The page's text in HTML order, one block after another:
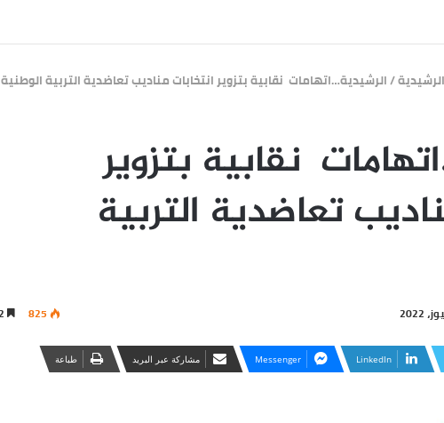
الرشيدية/الرشيدية…اتهامات نقابية بتزوير انتخابات مناديب تعاضدية التربية الوطنية
نقابية بتزوير
تعاضدية التربية
825
LinkedIn
Messenger مشاركة عبر البريد طباعة